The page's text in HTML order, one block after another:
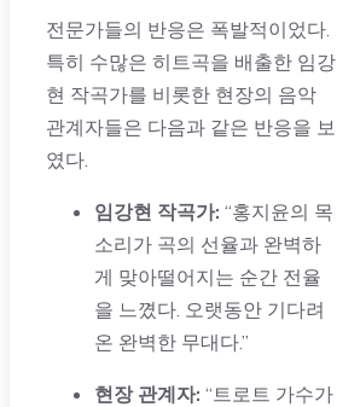
전문가들의 반응은 폭발적이었다.
특히 수많은 히트곡을 배출한 임강
현 작곡가를 비롯한 현장의 음악
관계자들은 다음과 같은 반응을 보
였다.
임강현 작곡가: “홍지윤의 목
소리가 곡의 선율과 완벽하
게 맞아떨어지는 순간 전율
을 느꼈다. 오랫동안 기다려
온 완벽한 무대다.”
현장 관계자: “트로트 가수가